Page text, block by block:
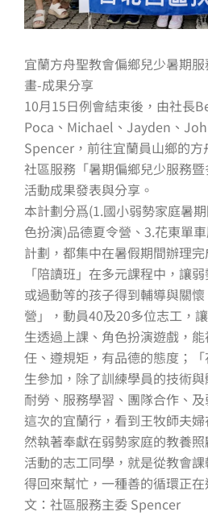
宜蘭方舟聖教會偏鄉兒少暑期
畫-成果分享
10月15日例會結束後，由社長
Poca、Michael、Jayden、
Spencer，前往宜蘭員山鄉的
社區服務「暑期偏鄉兒少服務
活動成果發表與分享。
本計劃分爲(1.國小弱勢家庭暑
色扮演)品德夏令營、3.花東單
計劃，都集中在暑假期間辦理完
「陪讀班」在多元課程中，讓
或過動等的孩子得到輔導與關
營」，動員40及20多位志工，
生透過上課、角色扮演遊戲，
任、遵規矩，有品德的態度；
生參加，除了訓練學員的技術
耐勞、服務學習、團隊合作、
這次的宜蘭行，看到王牧師夫
然執著奉獻在弱勢家庭的教養
活動的志工同學，就是從教會
得回來幫忙，一種善的循環正在
文：社區服務主委 Spencer